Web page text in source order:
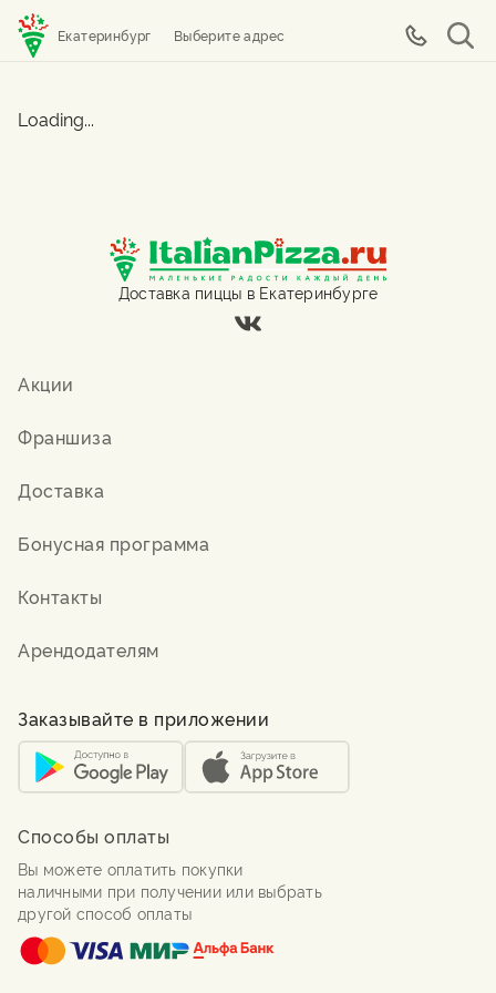
Екатеринбург Выберите адрес
Loading...
Доставка пиццы в Екатеринбурге
Акции
Франшиза
Доставка
Бонусная программа
Контакты
Арендодателям
Заказывайте в приложении
Способы оплаты
Вы можете оплатить покупки
наличными при получении или выбрать
другой способ оплаты